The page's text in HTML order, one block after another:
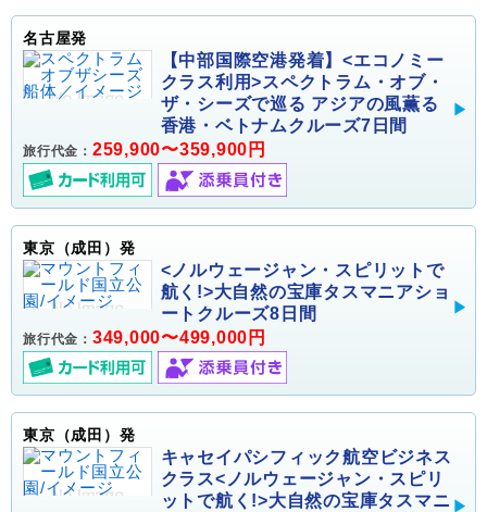
名古屋発
【中部国際空港発着】<エコノミー
クラス利用>スペクトラム・オブ・
ザ・シーズで巡る アジアの風薫る
香港・ベトナムクルーズ7日間
旅行代金： 259,900〜359,900円
東京（成田）発
<ノルウェージャン・スピリットで
航く!>大自然の宝庫タスマニアショ
ートクルーズ8日間
旅行代金： 349,000〜499,000円
東京（成田）発
キャセイパシフィック航空ビジネス
クラス<ノルウェージャン・スピリ
ットで航く!>大自然の宝庫タスマニ